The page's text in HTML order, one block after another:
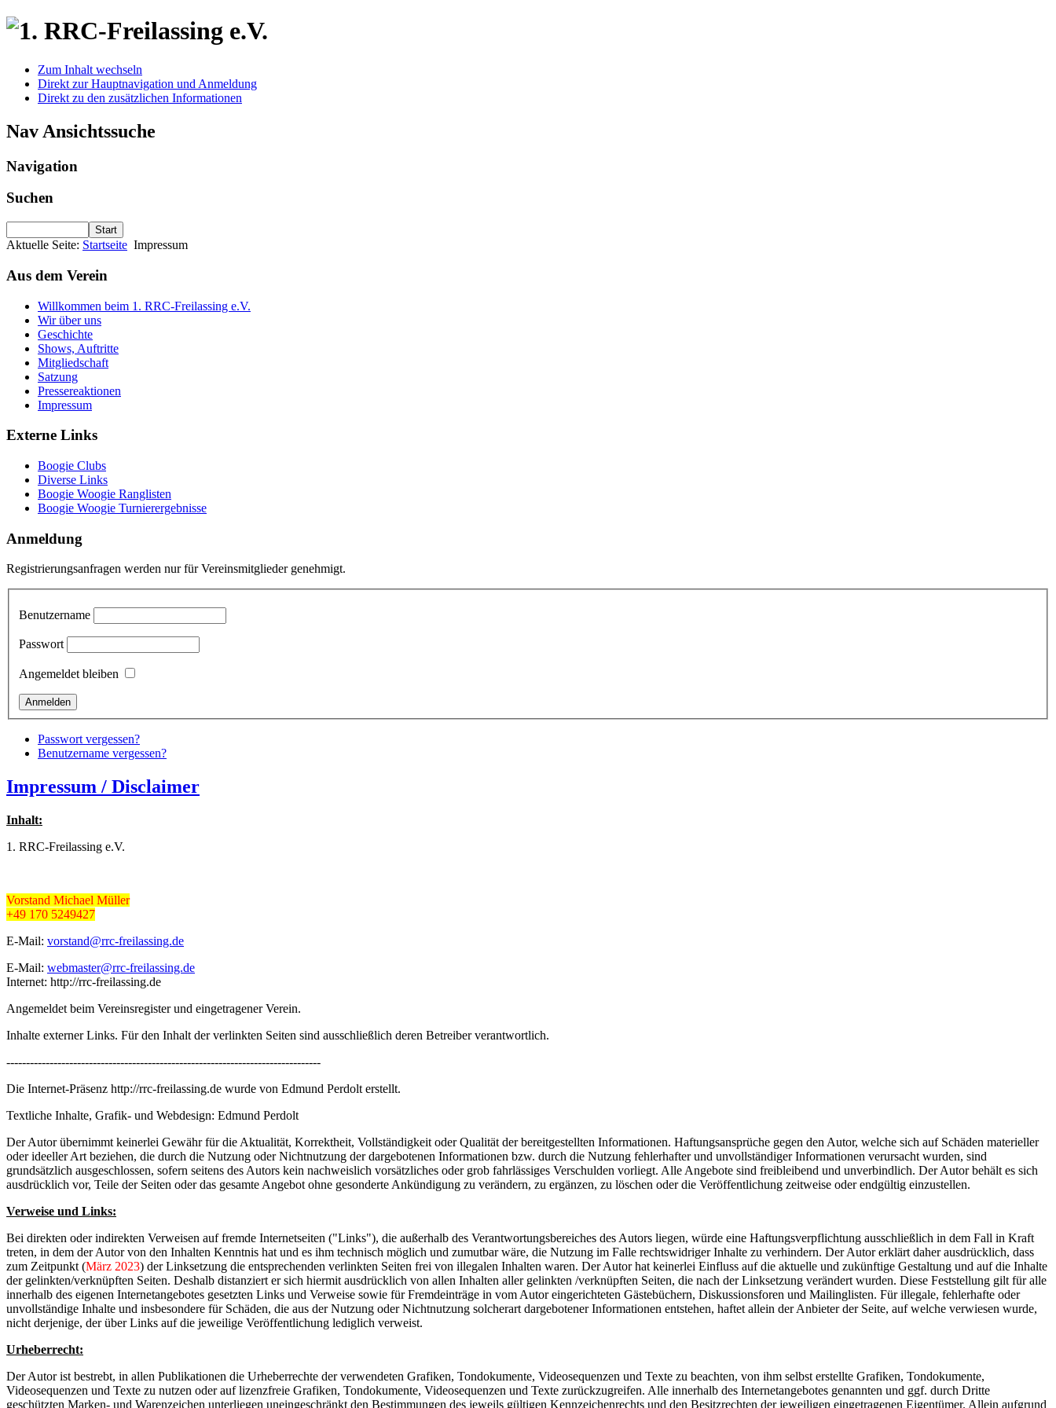
Zum Inhalt wechseln
Direkt zur Hauptnavigation und Anmeldung
Direkt zu den zusätzlichen Informationen
Nav Ansichtssuche
Navigation
Suchen
Start
Aktuelle Seite: Startseite Impressum
Aus dem Verein
Willkommen beim 1. RRC-Freilassing e.V.
Wir über uns
Geschichte
Shows, Auftritte
Mitgliedschaft
Satzung
Pressereaktionen
Impressum
Externe Links
Boogie Clubs
Diverse Links
Boogie Woogie Ranglisten
Boogie Woogie Turnierergebnisse
Anmeldung
Registrierungsanfragen werden nur für Vereinsmitglieder genehmigt.
Benutzername
Passwort
Angemeldet bleiben
Passwort vergessen?
Benutzername vergessen?
Impressum / Disclaimer
Inhalt:
1. RRC-Freilassing e.V.
Vorstand Michael Müller
+49 170 5249427
E-Mail: vorstand@rrc-freilassing.de
E-Mail: webmaster@rrc-freilassing.de
Internet: http://rrc-freilassing.de
Angemeldet beim Vereinsregister und eingetragener Verein.
Inhalte externer Links. Für den Inhalt der verlinkten Seiten sind ausschließlich deren Betreiber verantwortlich.
--------------------------------------------------------------------------------
Die Internet-Präsenz http://rrc-freilassing.de wurde von Edmund Perdolt erstellt.
Textliche Inhalte, Grafik- und Webdesign: Edmund Perdolt
Der Autor übernimmt keinerlei Gewähr für die Aktualität, Korrektheit, Vollständigkeit oder Qualität der bereitgestellten Informationen. Haftungsansprüche gegen den Autor, welche sich auf Schäden materieller
oder ideeller Art beziehen, die durch die Nutzung oder Nichtnutzung der dargebotenen Informationen bzw. durch die Nutzung fehlerhafter und unvollständiger Informationen verursacht wurden, sind
grundsätzlich ausgeschlossen, sofern seitens des Autors kein nachweislich vorsätzliches oder grob fahrlässiges Verschulden vorliegt. Alle Angebote sind freibleibend und unverbindlich. Der Autor behält es sich
ausdrücklich vor, Teile der Seiten oder das gesamte Angebot ohne gesonderte Ankündigung zu verändern, zu ergänzen, zu löschen oder die Veröffentlichung zeitweise oder endgültig einzustellen.
Verweise und Links:
Bei direkten oder indirekten Verweisen auf fremde Internetseiten ("Links"), die außerhalb des Verantwortungsbereiches des Autors liegen, würde eine Haftungsverpflichtung ausschließlich in dem Fall in Kraft
treten, in dem der Autor von den Inhalten Kenntnis hat und es ihm technisch möglich und zumutbar wäre, die Nutzung im Falle rechtswidriger Inhalte zu verhindern. Der Autor erklärt daher ausdrücklich, dass
zum Zeitpunkt (März 2023) der Linksetzung die entsprechenden verlinkten Seiten frei von illegalen Inhalten waren. Der Autor hat keinerlei Einfluss auf die aktuelle und zukünftige Gestaltung und auf die Inhalte
der gelinkten/verknüpften Seiten. Deshalb distanziert er sich hiermit ausdrücklich von allen Inhalten aller gelinkten /verknüpften Seiten, die nach der Linksetzung verändert wurden. Diese Feststellung gilt für alle
innerhalb des eigenen Internetangebotes gesetzten Links und Verweise sowie für Fremdeinträge in vom Autor eingerichteten Gästebüchern, Diskussionsforen und Mailinglisten. Für illegale, fehlerhafte oder
unvollständige Inhalte und insbesondere für Schäden, die aus der Nutzung oder Nichtnutzung solcherart dargebotener Informationen entstehen, haftet allein der Anbieter der Seite, auf welche verwiesen wurde,
nicht derjenige, der über Links auf die jeweilige Veröffentlichung lediglich verweist.
Urheberrecht:
Der Autor ist bestrebt, in allen Publikationen die Urheberrechte der verwendeten Grafiken, Tondokumente, Videosequenzen und Texte zu beachten, von ihm selbst erstellte Grafiken, Tondokumente,
Videosequenzen und Texte zu nutzen oder auf lizenzfreie Grafiken, Tondokumente, Videosequenzen und Texte zurückzugreifen. Alle innerhalb des Internetangebotes genannten und ggf. durch Dritte
geschützten Marken- und Warenzeichen unterliegen uneingeschränkt den Bestimmungen des jeweils gültigen Kennzeichenrechts und den Besitzrechten der jeweiligen eingetragenen Eigentümer. Allein aufgrund